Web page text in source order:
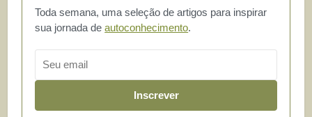
Toda semana, uma seleção de artigos para inspirar
sua jornada deautoconhecimento.
Inscrever